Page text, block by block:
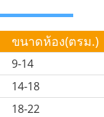
ขนาดห้อง(ตรม.)
9-14
14-18
18-22